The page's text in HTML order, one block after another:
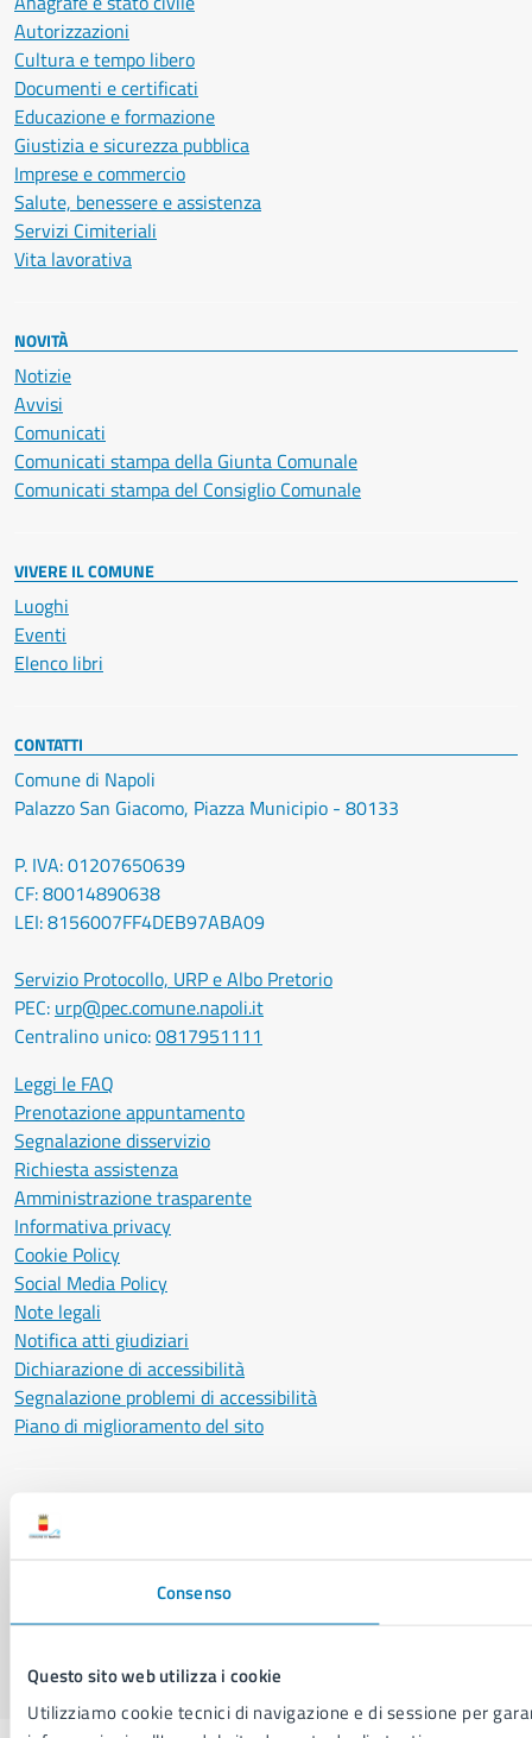
Consenso
Questo sito web utilizza i cookie
Utilizziamo cookie tecnici di navigazione e di sessione per
Autorizzazioni
Cultura e tempo libero
Documenti e certificati
Educazione e formazione
Giustizia e sicurezza pubblica
Imprese e commercio
Salute, benessere e assistenza
Servizi Cimiteriali
Vita lavorativa
NOVITÀ
Notizie
Avvisi
Comunicati
Comunicati stampa della Giunta Comunale
Comunicati stampa del Consiglio Comunale
VIVERE IL COMUNE
Luoghi
Eventi
Elenco libri
CONTATTI
Comune di Napoli
Palazzo San Giacomo, Piazza Municipio - 80133
P. IVA: 01207650639
CF: 80014890638
LEI: 8156007FF4DEB97ABA09
Servizio Protocollo, URP e Albo Pretorio
PEC: urp@pec.comune.napoli.it
Centralino unico:0817951111
Leggi le FAQ
Prenotazione appuntamento
Segnalazione disservizio
Richiesta assistenza
Amministrazione trasparente
Informativa privacy
Cookie Policy
Social Media Policy
Note legali
Notifica atti giudiziari
Dichiarazione di accessibilità
Segnalazione problemi di accessibilità
Piano di miglioramento del sito
SEGUICI SU
Facebook
Sito di archivio Crediti Mappa del sito